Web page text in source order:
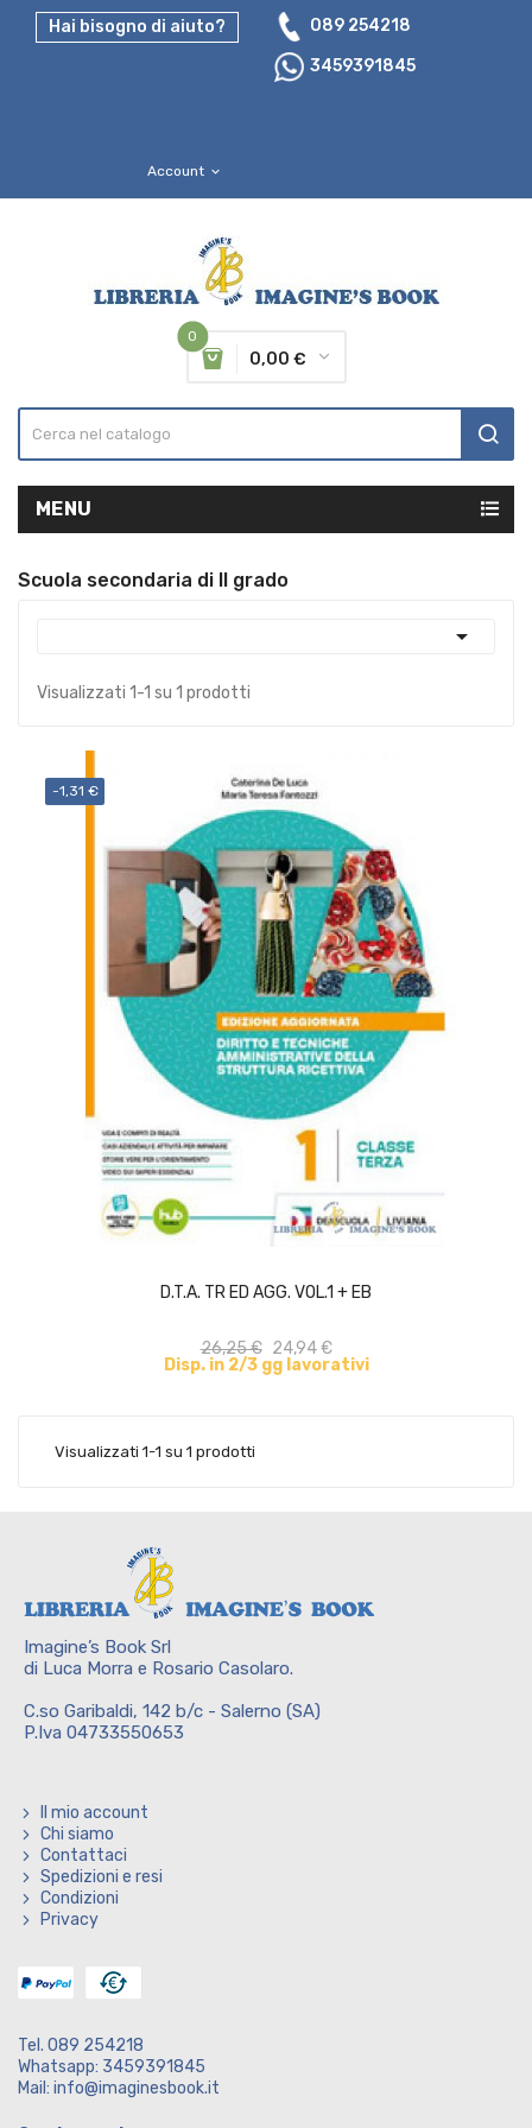
Hai bisogno di aiuto?
089 254218
3459391845
Account expand_more
0
0,00 €
MENU
Scuola secondaria di II grado

Visualizzati 1-1 su 1 prodotti
-1,31 €
D.T.A. TR ED AGG. VOL.1 + EB
26,25 € 24,94 €
Disp. in 2/3 gg lavorativi
ACQUISTA
Visualizzati 1-1 su 1 prodotti
Imagine’s Book Srl
di Luca Morra e Rosario Casolaro.
C.so Garibaldi, 142 b/c - Salerno (SA)
P.Iva 04733550653
Il mio account
Chi siamo
Contattaci
Spedizioni e resi
Condizioni
Privacy
Tel. 089 254218
Whatsapp: 3459391845
Mail: info@imaginesbook.it